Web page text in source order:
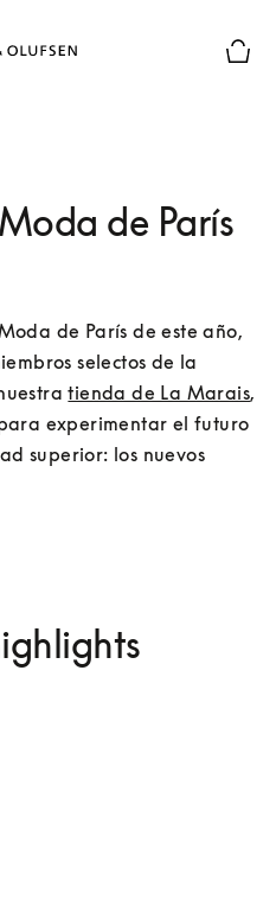
de París
de París de este año,
selectos de la
tienda de La Marais,
experimentar el futuro